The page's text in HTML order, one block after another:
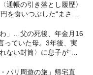
通帳の引き落とし履歴〉
を食いつぶした“まさか
わ」…父の死後、年金月16
っていた母。3年後、実
ない封筒〉に息子が“思
パリ周遊の旅」帰宅直